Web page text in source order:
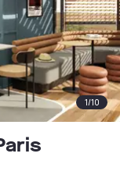
1/10